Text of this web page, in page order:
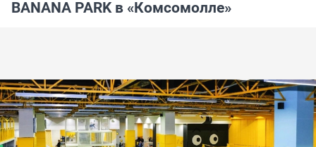
BANANA PARK в «Комсомолле»